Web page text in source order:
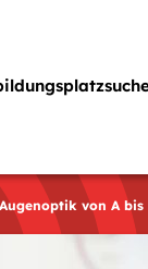
von A